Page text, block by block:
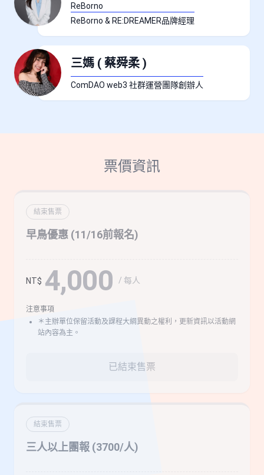
ReBorno
ReBorno & RE:DREAMER品牌經理
三媽 ( 蔡舜柔 )
ComDAO web3 社群運營團隊創辦人
票價資訊
結束售票
早鳥優惠 (11/16前報名)
NT$ 4,000 / 每人
注意事項
＊主辦單位保留活動及課程大綱異動之權利，更新資訊以活動網
站內容為主。
已結束售票
結束售票
三人以上團報 (3700/人)